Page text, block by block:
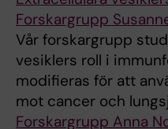
Forskargrupp
Vår forskargrupp
vesiklers roll i
modifieras för att
mot cancer och
Forskargrupp Anna